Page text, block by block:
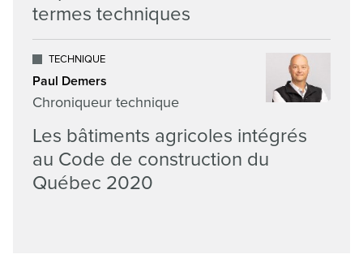
termes techniques
TECHNIQUE
Paul Demers
Chroniqueur technique
Les bâtiments agricoles intégrés
au Code de construction du
Québec 2020